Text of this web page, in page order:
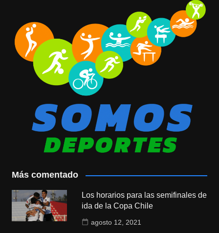
Más comentado
Los horarios para las semifinales de
ida de la Copa Chile
agosto 12, 2021